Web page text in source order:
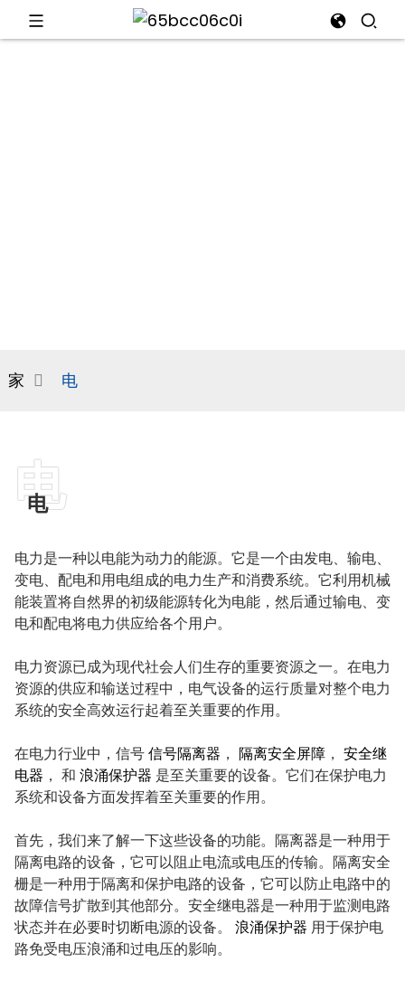
家 电
电
电
电力是一种以电能为动力的能源。它是一个由发电、输电、
变电、配电和用电组成的电力生产和消费系统。它利用机械
能装置将自然界的初级能源转化为电能，然后通过输电、变
电和配电将电力供应给各个用户。
电力资源已成为现代社会人们生存的重要资源之一。在电力
资源的供应和输送过程中，电气设备的运行质量对整个电力
系统的安全高效运行起着至关重要的作用。
在电力行业中，信号信号隔离器 ， 隔离安全屏障， 安全继
电器 ， 和 浪涌保护器 是至关重要的设备。它们在保护电力
系统和设备方面发挥着至关重要的作用。
首先，我们来了解一下这些设备的功能。隔离器是一种用于
隔离电路的设备，它可以阻止电流或电压的传输。隔离安全
栅是一种用于隔离和保护电路的设备，它可以防止电路中的
故障信号扩散到其他部分。安全继电器是一种用于监测电路
状态并在必要时切断电源的设备。 浪涌保护器 用于保护电
路免受电压浪涌和过电压的影响。